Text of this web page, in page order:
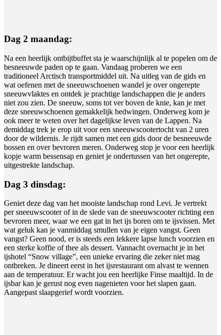
Dag 2 maandag:
Na een heerlijk ontbijtbuffet sta je waarschijnlijk al te popelen om de
besneeuwde paden op te gaan. Vandaag proberen we een
traditioneel Arctisch transportmiddel uit. Na uitleg van de gids en
wat oefenen met de sneeuwschoenen wandel je over ongerepte
sneeuwvlaktes en ontdek je prachtige landschappen die je anders
niet zou zien. De sneeuw, soms tot ver boven de knie, kan je met
deze sneeuwschoenen gemakkelijk bedwingen. Onderweg kom je
ook meer te weten over het dagelijkse leven van de Lappen. Na
demiddag trek je erop uit voor een sneeuwscootertocht van 2 uren
door de wildernis. Je rijdt samen met een gids door de besneeuwde
bossen en over bevroren meren. Onderweg stop je voor een heerlijk
kopje warm bessensap en geniet je ondertussen van het ongerepte,
uitgestrekte landschap.
Dag 3 dinsdag:
Geniet deze dag van het mooiste landschap rond Levi. Je vertrekt
per sneeuwscooter of in de slede van de sneeuwscooter richting een
bevroren meer, waar we een gat in het ijs boren om te ijsvissen. Met
wat geluk kan je vanmiddag smullen van je eigen vangst. Geen
vangst? Geen nood, er is steeds een lekkere lapse lunch voorzien en
een sterke koffie of thee als dessert. Vannacht overnacht je in het
ijshotel “Snow village”, een unieke ervaring die zeker niet mag
ontbreken. Je dineert eerst in het ijsrestaurant om alvast te wennen
aan de temperatuur. Er wacht jou een heerlijke Finse maaltijd. In de
ijsbar kan je gerust nog even nagenieten voor het slapen gaan.
Aangepast slaapgerief wordt voorzien.